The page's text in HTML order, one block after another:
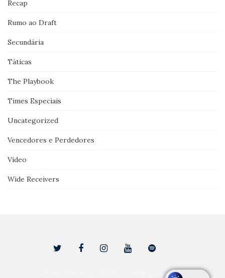
Recap
Rumo ao Draft
Secundária
Táticas
The Playbook
Times Especiais
Uncategorized
Vencedores e Perdedores
Vídeo
Wide Receivers
WordPress